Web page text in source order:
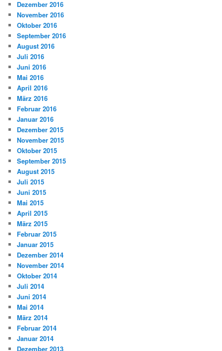
Dezember 2016
November 2016
Oktober 2016
September 2016
August 2016
Juli 2016
Juni 2016
Mai 2016
April 2016
März 2016
Februar 2016
Januar 2016
Dezember 2015
November 2015
Oktober 2015
September 2015
August 2015
Juli 2015
Juni 2015
Mai 2015
April 2015
März 2015
Februar 2015
Januar 2015
Dezember 2014
November 2014
Oktober 2014
Juli 2014
Juni 2014
Mai 2014
März 2014
Februar 2014
Januar 2014
Dezember 2013